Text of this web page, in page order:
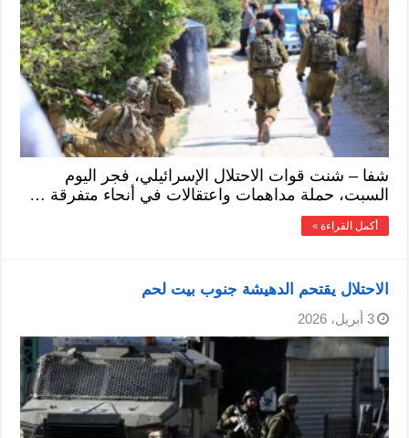
شفا – شنت قوات الاحتلال الإسرائيلي، فجر اليوم
السبت، حملة مداهمات واعتقالات في أنحاء متفرقة …
أكمل القراءة »
الاحتلال يقتحم الدهيشة جنوب بيت لحم
3 أبريل، 2026